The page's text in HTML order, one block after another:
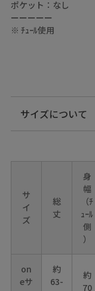
ポケット：なし
ーーーーー
※ ﾁｭｰﾙ使用
サイズについて
サ
イ
ズ
総
丈
身
幅
（ﾁ
ｭｰﾙ
側
）
on
eサ
約
63-
約
70